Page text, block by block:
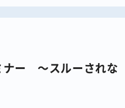
ナー ～スルーされな